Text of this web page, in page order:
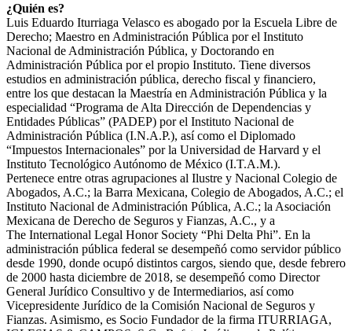
¿Quién es?
Luis Eduardo Iturriaga Velasco es abogado por la Escuela Libre de
Derecho; Maestro en Administración Pública por el Instituto
Nacional de Administración Pública, y Doctorando en
Administración Pública por el propio Instituto. Tiene diversos
estudios en administración pública, derecho fiscal y financiero,
entre los que destacan la Maestría en Administración Pública y la
especialidad “Programa de Alta Dirección de Dependencias y
Entidades Públicas” (PADEP) por el Instituto Nacional de
Administración Pública (I.N.A.P.), así como el Diplomado
“Impuestos Internacionales” por la Universidad de Harvard y el
Instituto Tecnológico Autónomo de México (I.T.A.M.).
Pertenece entre otras agrupaciones al Ilustre y Nacional Colegio de
Abogados, A.C.; la Barra Mexicana, Colegio de Abogados, A.C.; el
Instituto Nacional de Administración Pública, A.C.; la Asociación
Mexicana de Derecho de Seguros y Fianzas, A.C., y a
The International Legal Honor Society “Phi Delta Phi”. En la
administración pública federal se desempeñó como servidor público
desde 1990, donde ocupó distintos cargos, siendo que, desde febrero
de 2000 hasta diciembre de 2018, se desempeñó como Director
General Jurídico Consultivo y de Intermediarios, así como
Vicepresidente Jurídico de la Comisión Nacional de Seguros y
Fianzas. Asimismo, es Socio Fundador de la firma ITURRIAGA,